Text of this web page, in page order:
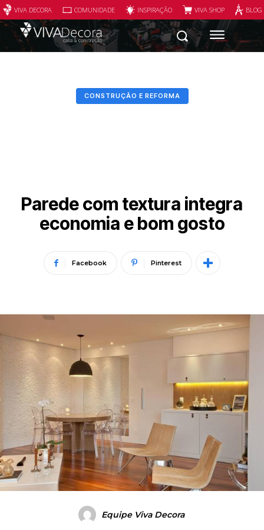
VIVA DECORA COMUNIDADE INSPIRAÇÃO VIVA SHOP
CONSTRUÇÃO E REFORMA
Parede com textura integra
economia e bom gosto
Facebook Pinterest
Equipe Viva Decora